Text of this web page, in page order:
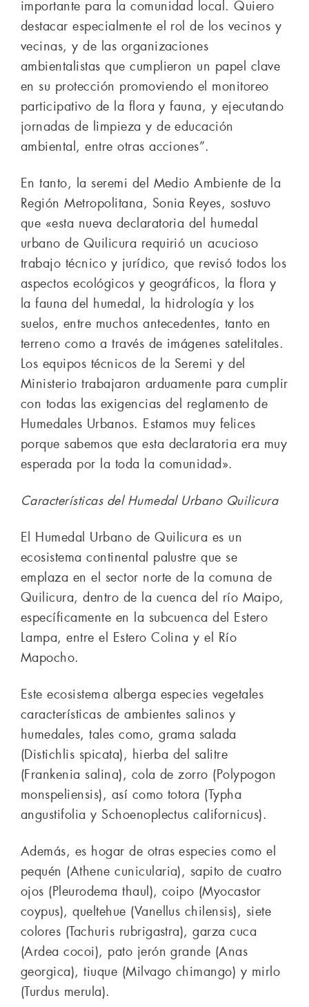
importante para la comunidad local. Quiero
destacar especialmente el rol de los vecinos y
vecinas, y de las organizaciones
ambientalistas que cumplieron un papel clave
en su protección promoviendo el monitoreo
participativo de la flora y fauna, y ejecutando
jornadas de limpieza y de educación
ambiental, entre otras acciones”.
En tanto, la seremi del Medio Ambiente de la
Región Metropolitana, Sonia Reyes, sostuvo
que «esta nueva declaratoria del humedal
urbano de Quilicura requirió un acucioso
trabajo técnico y jurídico, que revisó todos los
aspectos ecológicos y geográficos, la flora y
la fauna del humedal, la hidrología y los
suelos, entre muchos antecedentes, tanto en
terreno como a través de imágenes satelitales.
Los equipos técnicos de la Seremi y del
Ministerio trabajaron arduamente para cumplir
con todas las exigencias del reglamento de
Humedales Urbanos. Estamos muy felices
porque sabemos que esta declaratoria era muy
esperada por la toda la comunidad».
Características del Humedal Urbano Quilicura
El Humedal Urbano de Quilicura es un
ecosistema continental palustre que se
emplaza en el sector norte de la comuna de
Quilicura, dentro de la cuenca del río Maipo,
específicamente en la subcuenca del Estero
Lampa, entre el Estero Colina y el Río
Mapocho.
Este ecosistema alberga especies vegetales
características de ambientes salinos y
humedales, tales como, grama salada
(Distichlis spicata), hierba del salitre
(Frankenia salina), cola de zorro (Polypogon
monspeliensis), así como totora (Typha
angustifolia y Schoenoplectus californicus).
Además, es hogar de otras especies como el
pequén (Athene cunicularia), sapito de cuatro
ojos (Pleurodema thaul), coipo (Myocastor
coypus), queltehue (Vanellus chilensis), siete
colores (Tachuris rubrigastra), garza cuca
(Ardea cocoi), pato jerón grande (Anas
georgica), tiuque (Milvago chimango) y mirlo
(Turdus merula).